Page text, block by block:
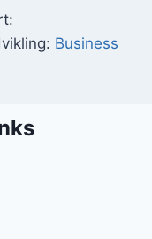
Business